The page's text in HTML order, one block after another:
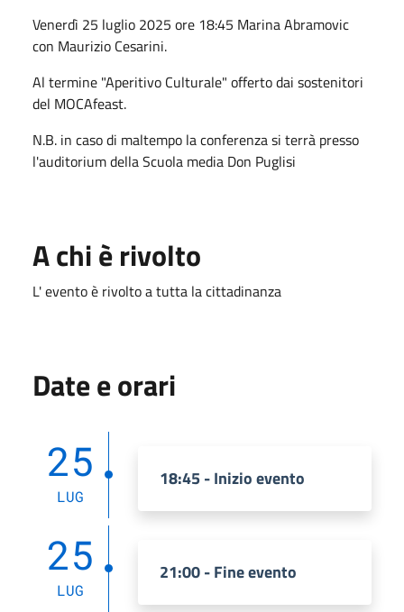
Venerdì 25 luglio 2025 ore 18:45 Marina Abramovic
con Maurizio Cesarini.
Al termine "Aperitivo Culturale" offerto dai sostenitori
del MOCAfeast.
N.B. in caso di maltempo la conferenza si terrà presso
l'auditorium della Scuola media Don Puglisi
A chi è rivolto
L' evento è rivolto a tutta la cittadinanza
Date e orari
25
LUG
18:45 - Inizio evento
25
LUG
21:00 - Fine evento